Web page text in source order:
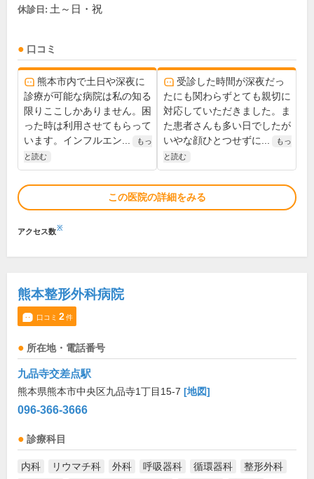
休診日: 土～日・祝
口コミ
熊本市内で土日や深夜に
診療が可能な病院は私の知る
限りここしかありません。困
った時は利用させてもらって
います。インフルエン...
もっ
と読む
受診した時間が深夜だっ
たにも関わらずとても親切に
対応していただきました。ま
た患者さんも多い日でしたが
いやな顔ひとつせずに...
もっ
と読む
この医院の詳細をみる
アクセス数※
熊本整形外科病院
口コミ 2件
所在地・電話番号
九品寺交差点駅
熊本県熊本市中央区九品寺1丁目15-7 [地図]
096-366-3666
診療科目
内科 リウマチ科 外科 呼吸器科 循環器科
整形外科